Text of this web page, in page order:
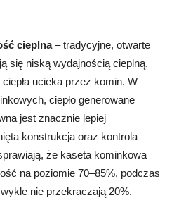
cieplna– tradycyjne, otwarte
się niską wydajnością cieplną,
ucieka przez komin. W
ciepło generowane
jest znacznie lepiej
konstrukcja oraz kontrola
że kaseta kominkowa
na poziomie 70–85%, podczas
nie przekraczają 20%.